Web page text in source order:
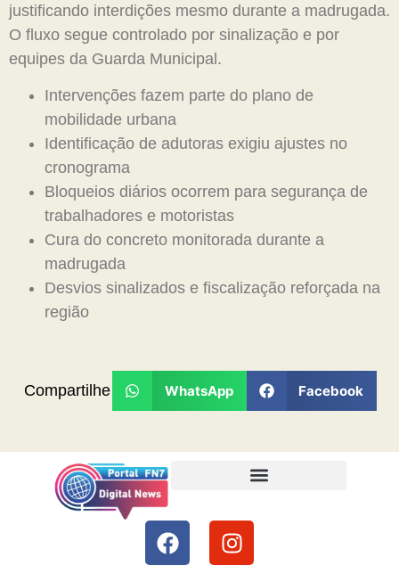
justificando interdições mesmo durante a madrugada.
O fluxo segue controlado por sinalização e por
equipes da Guarda Municipal.
Intervenções fazem parte do plano de
mobilidade urbana
Identificação de adutoras exigiu ajustes no
cronograma
Bloqueios diários ocorrem para segurança de
trabalhadores e motoristas
Cura do concreto monitorada durante a
madrugada
Desvios sinalizados e fiscalização reforçada na
região
Compartilhe WhatsApp Facebook